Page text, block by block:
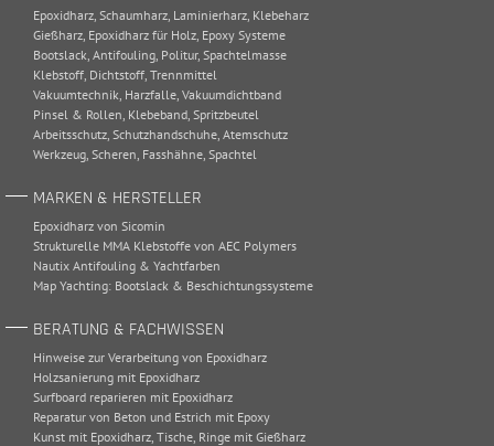
Epoxidharz Schaumharz Laminierharz Klebeharz
Gießharz Epoxidharz für Holz Epoxy Systeme
Bootslack Antifouling Politur, Spachtelmasse
Klebstoff Dichtstoff Trennmittel
Vakuumtechnik Harzfalle Vakuumdichtband
Pinsel & Rollen Klebeband Spritzbeutel
Arbeitsschutz Schutzhandschuhe Atemschutz
Werkzeug Scheren Fasshähne Spachtel
MARKEN & HERSTELLER
Epoxidharz von Sicomin
Strukturelle MMA Klebstoffe von AEC Polymers
Nautix Antifouling & Yachtfarben
Map Yachting: Bootslack & Beschichtungssysteme
BERATUNG & FACHWISSEN
Hinweise zur Verarbeitung von Epoxidharz
Holzsanierung mit Epoxidharz
Surfboard reparieren mit Epoxidharz
Reparatur von Beton und Estrich mit Epoxy
Kunst mit Epoxidharz, Tische, Ringe mit Gießharz